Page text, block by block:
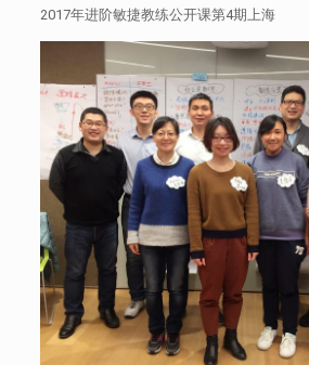
2017年进阶敏捷教练公开课第4期上海